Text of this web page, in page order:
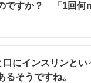
ですか？ 「1回何
にインスリンとい
るそうですね。